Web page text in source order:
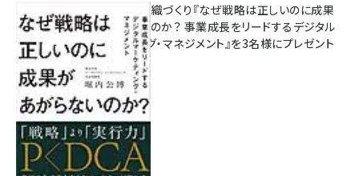
成果を生む組織づくり『なぜ戦略は正しいのに成果
があがらないのか？ 事業成長をリードするデジタル
マーケティング・マネジメント』を3名様にプレゼント
8月7日 10:00